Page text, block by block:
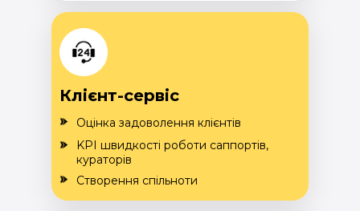
Клієнт-сервіс
Оцінка задоволення клієнтів
Створення спільноти
KPI швидкості роботи саппортів,
кураторів